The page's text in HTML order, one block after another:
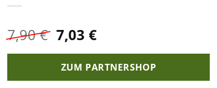
7,90€ Ursprünglicher
Preis
war:
7,90 €
7,03 €Aktueller
ist:
7,03 €.
ZUM PARTNERSHOP